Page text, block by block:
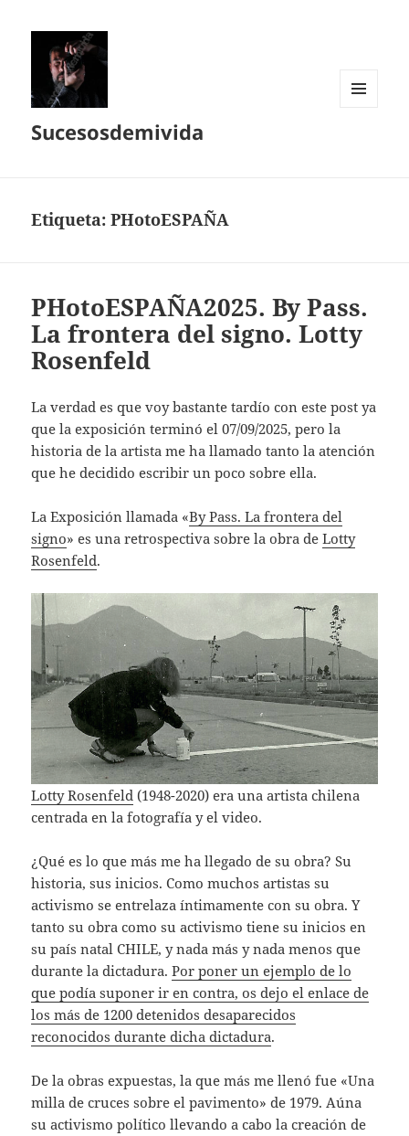
Sucesosdemivida
Etiqueta:PHotoESPAÑA
PHotoESPAÑA2025. By Pass.
La frontera del signo. Lotty
Rosenfeld
La verdad es que voy bastante tardío con este post ya
que la exposición terminó el 07/09/2025, pero la
historia de la artista me ha llamado tanto la atención
que he decidido escribir un poco sobre ella.
La Exposición llamada «By Pass. La frontera del
signo» es una retrospectiva sobre la obra deLotty
Rosenfeld.
Lotty Rosenfeld (1948-2020) era una artista chilena
centrada en la fotografía y el video.
¿Qué es lo que más me ha llegado de su obra? Su
historia, sus inicios. Como muchos artistas su
activismo se entrelaza íntimamente con su obra. Y
tanto su obra como su activismo tiene su inicios en
su país natal CHILE, y nada más y nada menos que
durante la dictadura.Por poner un ejemplo de lo
que podía suponer ir en contra, os dejo el enlace de
los más de 1200 detenidos desaparecidos
reconocidos durante dicha dictadura.
De la obras expuestas, la que más me llenó fue «Una
milla de cruces sobre el pavimento» de 1979. Aúna
su activismo político llevando a cabo la creación de